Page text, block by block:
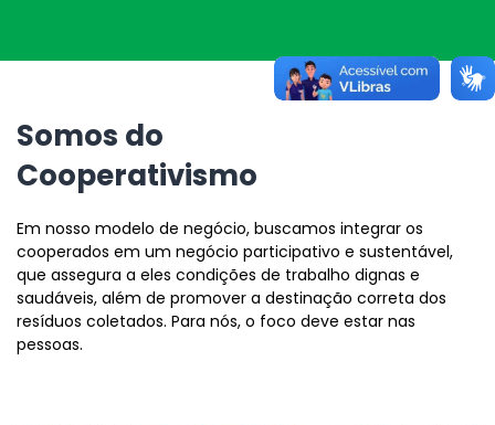
Somos do
Cooperativismo
Em nosso modelo de negócio, buscamos integrar os
cooperados em um negócio participativo e sustentável,
que assegura a eles condições de trabalho dignas e
saudáveis, além de promover a destinação correta dos
resíduos coletados. Para nós, o foco deve estar nas
pessoas.